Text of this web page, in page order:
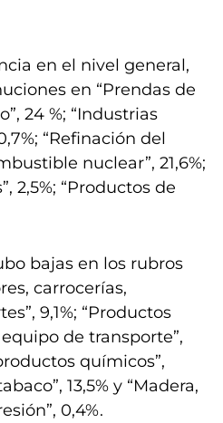
en el nivel general,
en “Prendas de
24 %; “Industrias
“Refinación del
nuclear”, 21,6%;
2,5%; “Productos de
bajas en los rubros
carrocerías,
9,1%; “Productos
equipo de transporte”,
químicos”,
13,5% y “Madera,
0,4%.